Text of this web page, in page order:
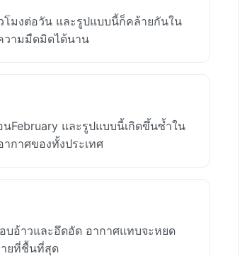
มงต่อวัน และรูปแบบนี้ก็คล้ายกันใน
วามมืดมิดได้นาน
February และรูปแบบนี้เกิดขึ้นซ้ำใน
กาศของทั้งประเทศ
บอ้าวและอึดอัด อากาศแทบจะหยด
ยที่ชื้นที่สุด